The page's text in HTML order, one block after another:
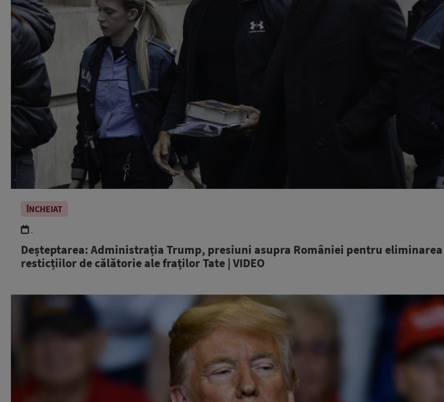
ÎNCHEIAT
.
Deșteptarea: Administrația Trump, presiuni asupra României pentru eliminarea
resticțiilor de călătorie ale fraților Tate | VIDEO